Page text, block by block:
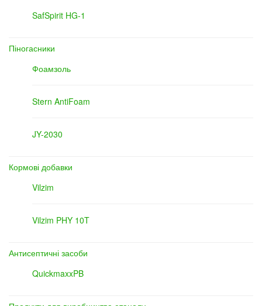
SafSpirit HG-1
Піногасники
Фоамзоль
Stern AntiFoam
JY-2030
Кормові добавки
Vilzim
Vilzim PHY 10T
Антисептичні засоби
QuickmaxxPB